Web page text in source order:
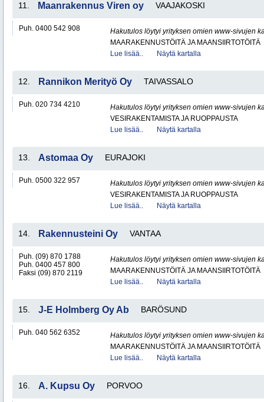
11. Maanrakennus Viren oy VAAJAKOSKI
Puh. 0400 542 908
Hakutulos löytyi yrityksen omien www-sivujen
MAARAKENNUSTÖITÄ JA MAANSIIRTOTÖITÄ
Lue lisää..
Näytä kartalla
12. Rannikon Merityö Oy TAIVASSALO
Puh. 020 734 4210
Hakutulos löytyi yrityksen omien www-sivujen
VESIRAKENTAMISTA JA RUOPPAUSTA
Lue lisää..
Näytä kartalla
13. Astomaa Oy EURAJOKI
Puh. 0500 322 957
Hakutulos löytyi yrityksen omien www-sivujen
VESIRAKENTAMISTA JA RUOPPAUSTA
Lue lisää..
Näytä kartalla
14. Rakennusteini Oy VANTAA
Puh. (09) 870 1788
Puh. 0400 457 800
Faksi (09) 870 2119
Hakutulos löytyi yrityksen omien www-sivujen
MAARAKENNUSTÖITÄ JA MAANSIIRTOTÖITÄ
Lue lisää..
Näytä kartalla
15. J-E Holmberg Oy Ab BARÖSUND
Puh. 040 562 6352
Hakutulos löytyi yrityksen omien www-sivujen
MAARAKENNUSTÖITÄ JA MAANSIIRTOTÖITÄ
Lue lisää..
Näytä kartalla
16. A. Kupsu Oy PORVOO